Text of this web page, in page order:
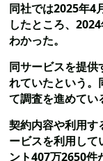
同社では2025年4
したところ、
わかった。
同サービスを提供
れていたという。
て調査を進めてい
契約内容や利用す
ービスを利用し
ント407万2650件